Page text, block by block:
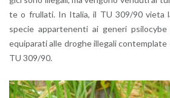
te o frul­la­ti. In Ita­lia, il TU 309/90 vieta
spe­cie ap­par­te­nen­ti ai ge­ne­ri
equi­pa­ra­ti alle dro­ghe il­le­ga­li con­tem­pla­te
TU 309/90.